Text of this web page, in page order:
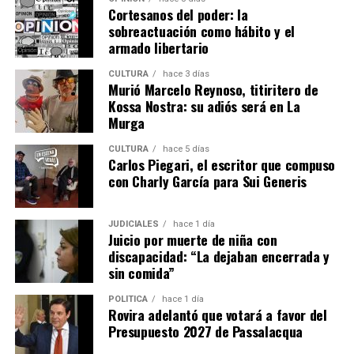
Ver esta publicación en Instagram
Cortesanos del poder: la
sobreactuación como hábito y el
armado libertario
CULTURA hace 3 días
Murió Marcelo Reynoso, titiritero de
Kossa Nostra: su adiós será en La
Murga
CULTURA hace 5 días
Carlos Piegari, el escritor que compuso
con Charly García para Sui Generis
JUDICIALES hace 1 día
Juicio por muerte de niña con
discapacidad: “La dejaban encerrada y
sin comida”
POLÍTICA hace 1 día
Rovira adelantó que votará a favor del
Presupuesto 2027 de Passalacqua